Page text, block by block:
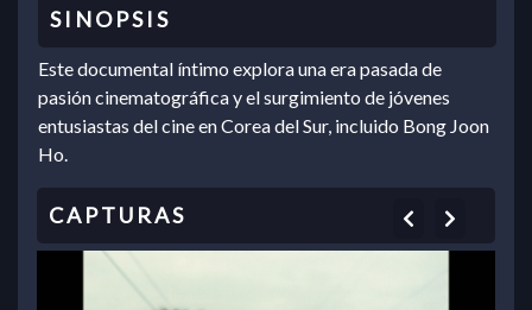
Este documental íntimo explora una era pasada de
pasión cinematográfica y el surgimiento de jóvenes
entusiastas del cine en Corea del Sur, incluido Bong Joon
Ho.
Previous